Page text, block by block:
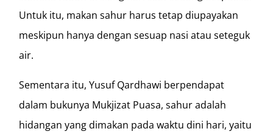
Untuk itu, makan sahur harus tetap diupayakan
meskipun hanya dengan sesuap nasi atau seteguk
air.
Sementara itu, Yusuf Qardhawi berpendapat
dalam bukunya Mukjizat Puasa, sahur adalah
hidangan yang dimakan pada waktu dini hari, yaitu